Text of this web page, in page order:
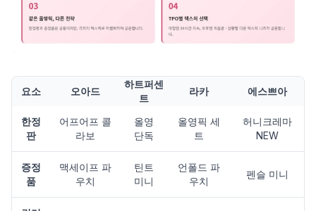
요소 오아드
하트퍼센
트
라카 에스쁘아
한정
판
어프어프 콜
라보
올영
단독
올영픽 세
트
허니크레마
NEW
증정
품
맥세이프 파
우치
틴트
미니
언폴드 파
우치
펜슬 미니